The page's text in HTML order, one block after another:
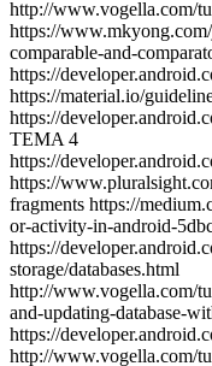
http://www.vogella.com/
https://
comparable-and-
https://
https://material.io/
https://
TEMA 4
https://
https://
fragments https://
or-activity-in-android-
https://
storage/databases.html
http://www.vogella.com/
and-updating-database-
https://
http://www.vogella.com/